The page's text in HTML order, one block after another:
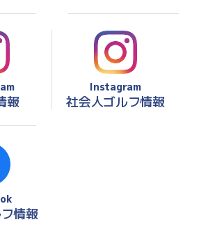
報
Instagram
社会人ゴルフ情報
情報